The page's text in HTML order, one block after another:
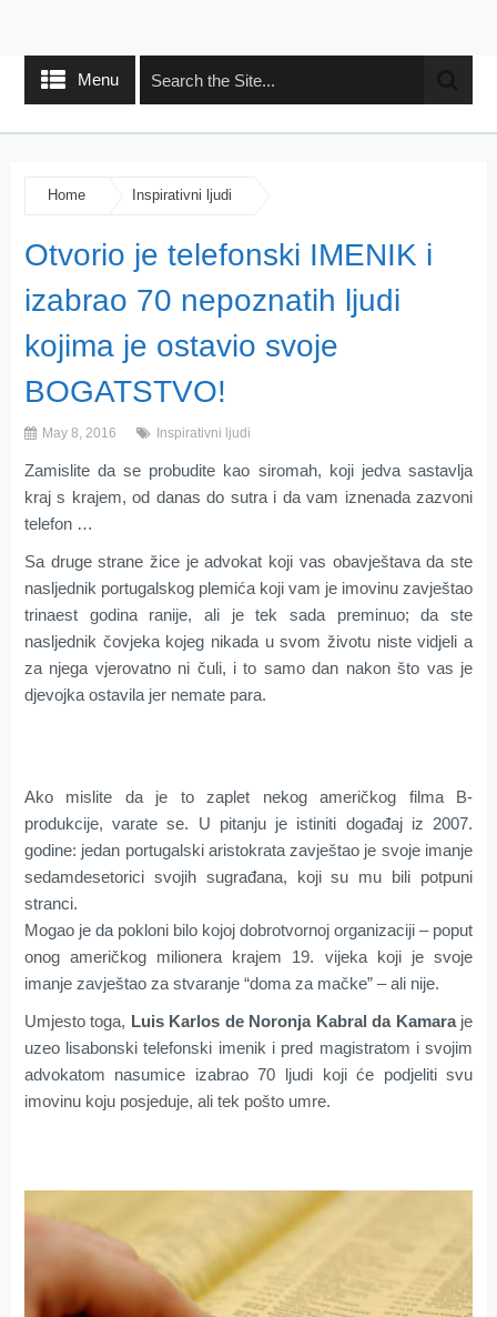
Menu
Home Inspirativni ljudi
Otvorio je telefonski IMENIK i
izabrao 70 nepoznatih ljudi
kojima je ostavio svoje
BOGATSTVO!
May 8, 2016 Inspirativni ljudi
Zamislite da se probudite kao siromah, koji jedva sastavlja
kraj s krajem, od danas do sutra i da vam iznenada zazvoni
telefon …
Sa druge strane žice je advokat koji vas obavještava da ste
nasljednik portugalskog plemića koji vam je imovinu zavještao
trinaest godina ranije, ali je tek sada preminuo; da ste
nasljednik čovjeka kojeg nikada u svom životu niste vidjeli a
za njega vjerovatno ni čuli, i to samo dan nakon što vas je
djevojka ostavila jer nemate para.
Ako mislite da je to zaplet nekog američkog filma B-
produkcije, varate se. U pitanju je istiniti događaj iz 2007.
godine: jedan portugalski aristokrata zavještao je svoje imanje
sedamdesetorici svojih sugrađana, koji su mu bili potpuni
stranci.
Mogao je da pokloni bilo kojoj dobrotvornoj organizaciji – poput
onog američkog milionera krajem 19. vijeka koji je svoje
imanje zavještao za stvaranje “doma za mačke” – ali nije.
Umjesto toga, Luis Karlos de Noronja Kabral da Kamaraje
uzeo lisabonski telefonski imenik i pred magistratom i svojim
advokatom nasumice izabrao 70 ljudi koji će podjeliti svu
imovinu koju posjeduje, ali tek pošto umre.